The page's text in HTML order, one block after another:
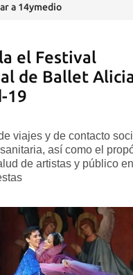
a 14ymedio
el Festival
de Ballet
19
viajes y de contacto
así como el
de artistas y público